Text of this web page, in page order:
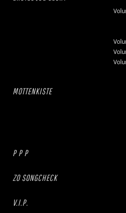
MOTTENKISTE
P P P
ZO SONGCHECK
V.I.P.